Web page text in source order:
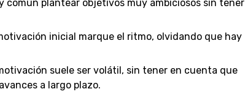
común plantear objetivos muy ambiciosos sin tener
inicial marque el ritmo, olvidando que hay
suele ser volátil, sin tener en cuenta que
a largo plazo.